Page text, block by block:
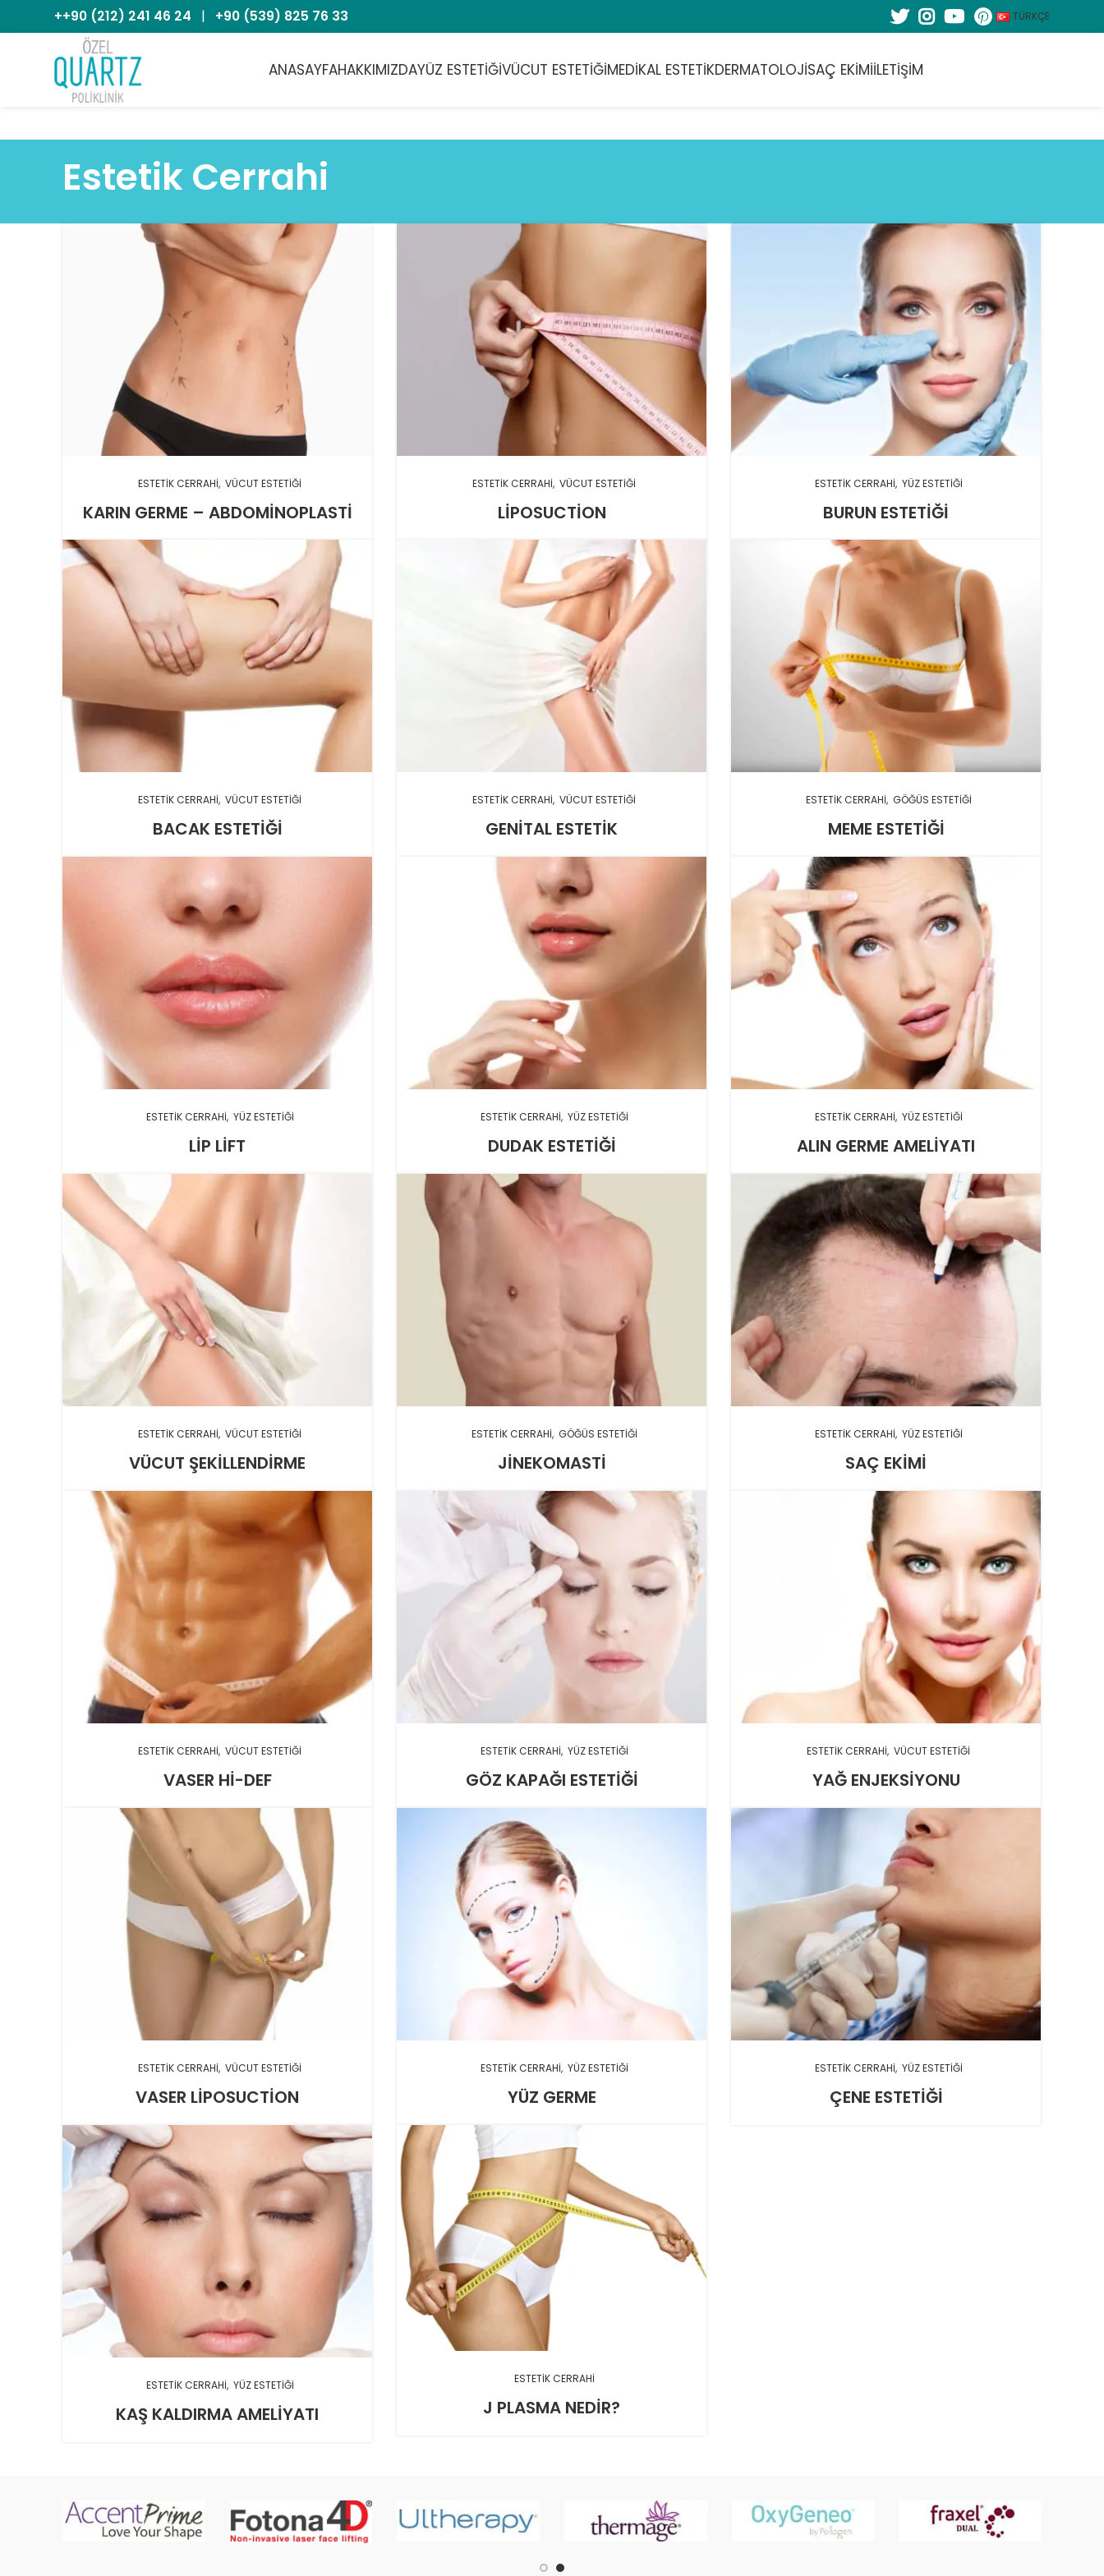
++90 (212) 241 46 24 | +90 (539) 825 76 33 TÜRKÇE
ANASAYFAHAKKIMIZDAYÜZ ESTETIĞIVÜCUT ESTETIĞIMEDIKAL ESTETIKDERMATOLOJISAÇ EKIMIİLETIŞIM
Estetik Cerrahi
ESTETIK CERRAHI VÜCUT ESTETIĞI
KARIN GERME – ABDOMINOPLASTI
ESTETIK CERRAHI VÜCUT ESTETIĞI
LIPOSUCTION
ESTETIK CERRAHI YÜZ ESTETIĞI
BURUN ESTETIĞI
ESTETIK CERRAHI VÜCUT ESTETIĞI
BACAK ESTETIĞI
ESTETIK CERRAHI VÜCUT ESTETIĞI
GENITAL ESTETIK
ESTETIK CERRAHI GÖĞÜS ESTETIĞI
MEME ESTETIĞI
ESTETIK CERRAHI YÜZ ESTETIĞI
LIP LIFT
ESTETIK CERRAHI YÜZ ESTETIĞI
DUDAK ESTETIĞI
ESTETIK CERRAHI YÜZ ESTETIĞI
ALIN GERME AMELIYATI
ESTETIK CERRAHI VÜCUT ESTETIĞI
VÜCUT ŞEKILLENDIRME
ESTETIK CERRAHI GÖĞÜS ESTETIĞI
JINEKOMASTI
ESTETIK CERRAHI YÜZ ESTETIĞI
SAÇ EKIMI
ESTETIK CERRAHI VÜCUT ESTETIĞI
VASER HI-DEF
ESTETIK CERRAHI YÜZ ESTETIĞI
GÖZ KAPAĞI ESTETIĞI
ESTETIK CERRAHI VÜCUT ESTETIĞI
YAĞ ENJEKSIYONU
ESTETIK CERRAHI VÜCUT ESTETIĞI
VASER LIPOSUCTION
ESTETIK CERRAHI YÜZ ESTETIĞI
YÜZ GERME
ESTETIK CERRAHI YÜZ ESTETIĞI
ÇENE ESTETIĞI
ESTETIK CERRAHI YÜZ ESTETIĞI
KAŞ KALDIRMA AMELIYATI
ESTETIK CERRAHI
J PLASMA NEDIR?